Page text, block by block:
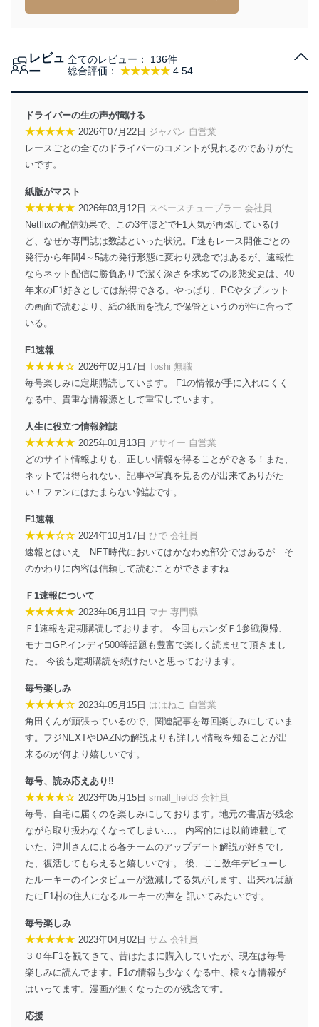
法令遵守
に、これらの法令及びその他の規範を常に適合させま
す。
個人情報の安全管理措置
に、下記セキュリティ対策をはじめとする安全対策を実
施し、個人情報の漏えい、滅失またはき損の防止及び是
正に努めます。
アクセス制御
個人データを取り扱うことのできる機器及び当該
機器を取り扱う従業者を明確化し、 個人データへ
の不要なアクセスを防止しています。
アクセス者の識別と認証
者を識別・認証しています。
外部からの不正アクセス等の防止
個人データを取り扱う機器等のオペレーティング
個人データを取り扱う機器等にセキュリティ対策
ソフトウェア等を導入し、自動更新 機能等の活用
により、これを最新状態としています。
情報システムの使用に伴う漏洩等の防止
メール等により個人データの含まれるファイルを
個人情報保護マネジメントシステムの継続的改善
当社は、内部監査及びマネジメントレビューの機会を通
じて、個人情報保護マネジメントシステムを継続的に改
善し、常に最良の状態を維持します。
苦情及び相談受付け窓口
ステムに関するご相談及び苦情については以下までご連
適切、かつ迅速に対応させていただきます。
株式会社富士山マガジンサービス 個人情報問い合わせ
係
TEL：0570-200-223
e-mail：cs@fujisan.co.jp
改訂：2025年2月20日
制定：2005年4月1日
株式会社富士山マガジンサービス
代表取締役会長 西野 伸一郎
個人情報の取扱いについて
護管理者の責任のもと、個人情報を取得・アクセス・利
用・提供・管理いたします。
東京都渋谷区南平台町16-11
株式会社富士山マガジンサービス
代表取締役会長 西野 伸一郎
レビュ
ー
総合評価： ★★★★★ 4.54
全てのレビュー： 136件
ドライバーの生の声が聞ける
★★★★★ 2026年07月22日 ジャパン 自営業
レースごとの全てのドライバーのコメントが見れるのでありがた
いです。
紙版がマスト
★★★★★ 2026年03月12日 スペースチューブラー 会社員
Netflixの配信効果で、この3年ほどでF1人気が再燃しているけ
ど、なぜか専門誌は数誌といった状況。F速もレース開催ごとの
発行から年間4～5誌の発行形態に変わり残念ではあるが、速報性
ならネット配信に勝負ありで潔く深さを求めての形態変更は、40
年来のF1好きとしては納得できる。やっぱり、PCやタブレット
の画面で読むより、紙の紙面を読んで保管というのが性に合って
いる。
F1速報
★★★★☆ 2026年02月17日 Toshi 無職
毎号楽しみに定期購読しています。 F1の情報が手に入れにくく
なる中、貴重な情報源として重宝しています。
人生に役立つ情報雑誌
★★★★★ 2025年01月13日 アサイー 自営業
どのサイト情報よりも、正しい情報を得ることができる！また、
ネットでは得られない、記事や写真を見るのが出来てありがた
い！ファンにはたまらない雑誌です。
F1速報
★★★☆☆ 2024年10月17日 ひで 会社員
速報とはいえ NET時代においてはかなわぬ部分ではあるが そ
のかわりに内容は信頼して読むことができますね
Ｆ1速報について
★★★★★ 2023年06月11日 マナ 専門職
Ｆ1速報を定期購読しております。 今回もホンダＦ1参戦復帰、
モナコGP.インディ500等話題も豊富で楽しく読ませて頂きまし
た。 今後も定期購読を続けたいと思っております。
毎号楽しみ
★★★★☆ 2023年05月15日 ははねこ 自営業
角田くんが頑張っているので、関連記事を毎回楽しみにしていま
す。フジNEXTやDAZNの解説よりも詳しい情報を知ることが出
来るのが何より嬉しいです。
毎号、読み応えあり‼️
★★★★☆ 2023年05月15日 small_field3 会社員
毎号、自宅に届くのを楽しみにしております。地元の書店が残念
ながら取り扱わなくなってしまい…。 内容的には以前連載して
いた、津川さんによる各チームのアップデート解説が好きでし
た、復活してもらえると嬉しいです。 後、ここ数年デビューし
たルーキーのインタビューが激減してる気がします、出来れば新
たにF1村の住人になるルーキーの声を 訊いてみたいです。
毎号楽しみ
★★★★★ 2023年04月02日 サム 会社員
３０年F1を観てきて、昔はたまに購入していたが、現在は毎号
楽しみに読んでます。F1の情報も少なくなる中、様々な情報が
はいってます。漫画が無くなったのが残念です。
応援